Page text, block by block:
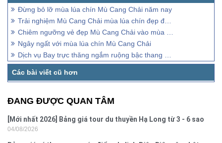
Đừng bỏ lỡ mùa lúa chín Mù Cang Chải năm nay
Trải nghiệm Mù Cang Chải mùa lúa chín đẹp đến mê hồn
Chiêm ngưỡng vẻ đẹp Mù Cang Chải vào mùa lúa chín qua ảnh
Ngây ngất với mùa lúa chín Mù Cang Chải
Dịch vụ Bay trực thăng ngắm ruộng bậc thang Mù Cang Chải
ĐANG ĐƯỢC QUAN TÂM
[Mới nhất 2026] Bảng giá tour du thuyền Hạ Long từ 3 - 6 sao
04/08/2026